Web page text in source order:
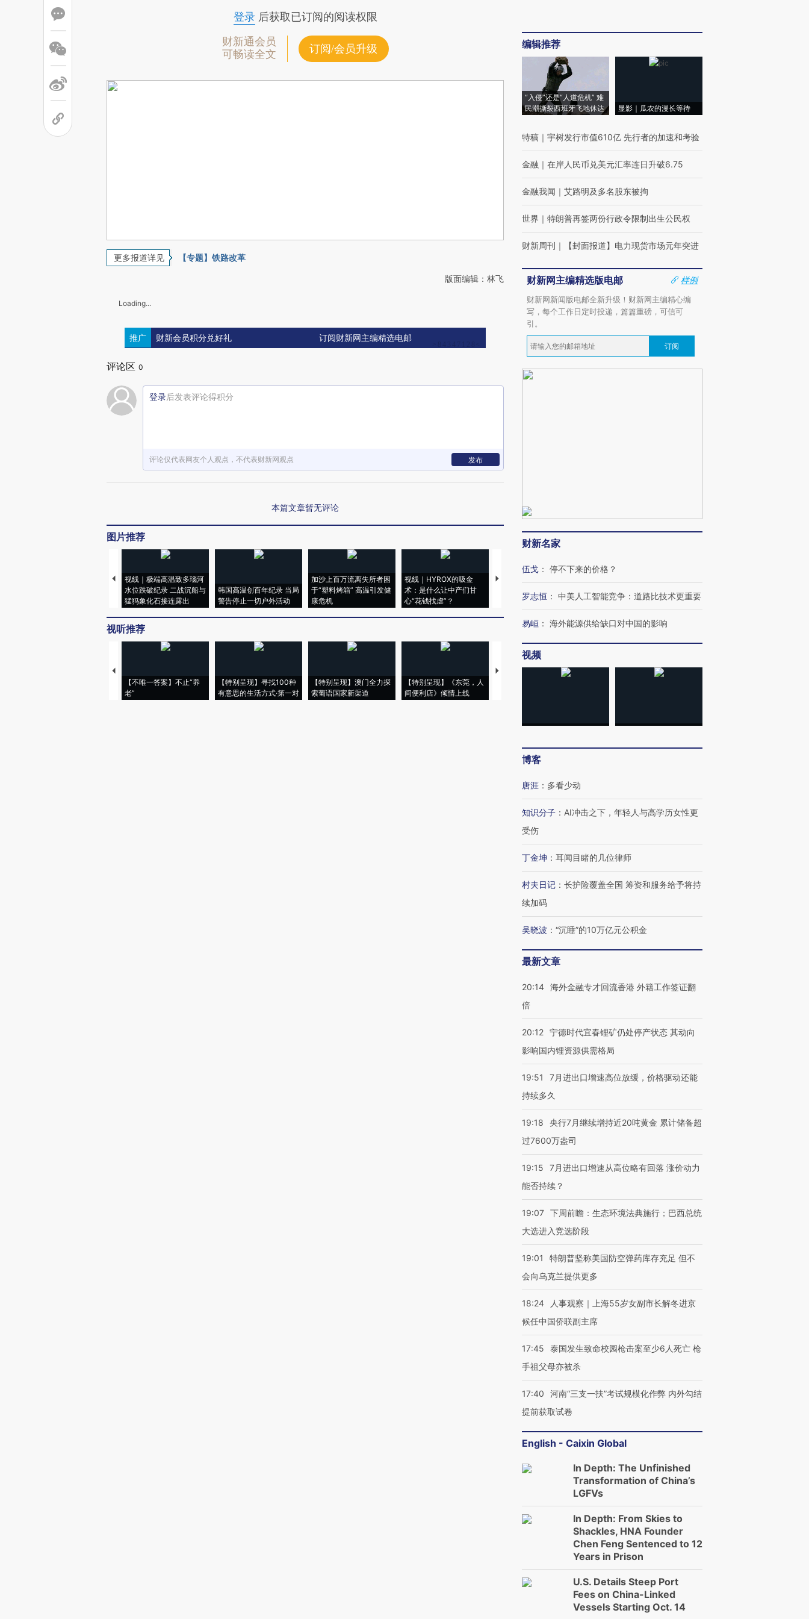
登录后获取已订阅的阅读权限
财新通会员
可畅读全文
订阅/会员升级
更多报道详见 【专题】铁路改革
版面编辑：林飞
Loading...
推广 财新会员积分兑好礼 订阅财新网主编精选电邮
评论区 0
登录后发表评论得积分
评论仅代表网友个人观点，不代表财新网观点 发布
本篇文章暂无评论
图片推荐
视线｜极端高温致多瑙河
水位跌破纪录 二战沉船与
猛犸象化石接连露出
韩国高温创百年纪录 当局
警告停止一切户外活动
加沙上百万流离失所者困
于“塑料烤箱” 高温引发健
康危机
视线｜HYROX的吸金
术：是什么让中产们甘
心“花钱找虐”？
马航飞行员跨国走私7万
粒摇头丸 尿检体内含3种
度Z世代 用街头抗争将教
育部长拱下台
机”？难民潮撕裂西班牙
飞地休达
视听推荐
【不唯一答案】不止“养
老”
【特别呈现】寻找100种
有意思的生活方式·第一对
【特别呈现】澳门全力探
索葡语国家新渠道
【特别呈现】《东莞，人
间便利店》倾情上线
【推广】走进第四届链博
编辑推荐
“入侵”还是“人道危机” 难
民潮撕裂西班牙飞地休达
显影｜瓜农的漫长等待
特稿 ｜ 宇树发行市值610亿 先行者的加速和考验
金融 ｜ 在岸人民币兑美元汇率连日升破6.75
金融我闻 ｜ 艾路明及多名股东被拘
世界 ｜ 特朗普再签两份行政令限制出生公民权
财新周刊 ｜ 【封面报道】电力现货市场元年突进
财新网主编精选版电邮
样例
财新网新闻版电邮全新升级！财新网主编精心编
写，每个工作日定时投递，篇篇重磅，可信可
引。
订阅
财新名家
伍戈 ： 停不下来的价格？
罗志恒 ： 中美人工智能竞争：道路比技术更重要
易峘 ： 海外能源供给缺口对中国的影响
视频
博客
唐涯 ： 多看少动
知识分子 ： AI冲击之下，年轻人与高学历女性更
受伤
丁金坤 ： 耳闻目睹的几位律师
村夫日记 ： 长护险覆盖全国 筹资和服务给予将持
续加码
吴晓波 ： “沉睡”的10万亿元公积金
最新文章
20:14 海外金融专才回流香港 外籍工作签证翻
倍
20:12 宁德时代宜春锂矿仍处停产状态 其动向
影响国内锂资源供需格局
19:51
7月进出口增速高位放缓，价格驱动还能
持续多久
19:18
央行7月继续增持近20吨黄金 累计储备超
过7600万盎司
19:15
7月进出口增速从高位略有回落 涨价动力
能否持续？
19:07 下周前瞻：生态环境法典施行；巴西总统
大选进入竞选阶段
19:01
特朗普坚称美国防空弹药库存充足 但不
会向乌克兰提供更多
18:24
人事观察｜上海55岁女副市长解冬进京
候任中国侨联副主席
17:45
泰国发生致命校园枪击案至少6人死亡 枪
手祖父母亦被杀
17:40
河南“三支一扶”考试规模化作弊 内外勾结
提前获取试卷
English - Caixin Global
In Depth: The Unfinished
Transformation of China’s
LGFVs
In Depth: From Skies to
Shackles, HNA Founder
Chen Feng Sentenced to 12
Years in Prison
U.S. Details Steep Port
Fees on China-Linked
Vessels Starting Oct. 14